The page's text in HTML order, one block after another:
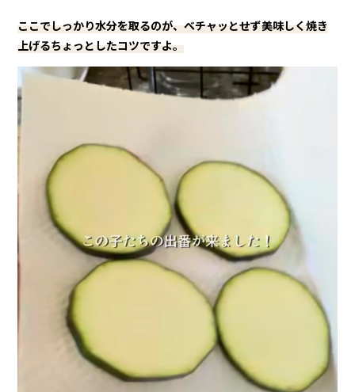
ここでしっかり水分を取るのが、ベチャッとせず美味しく焼き
上げるちょっとしたコツですよ。